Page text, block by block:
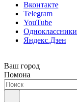
Вконтакте
Telegram
YouTube
Одноклассники
Яндекс.Дзен
Ваш город
Помона